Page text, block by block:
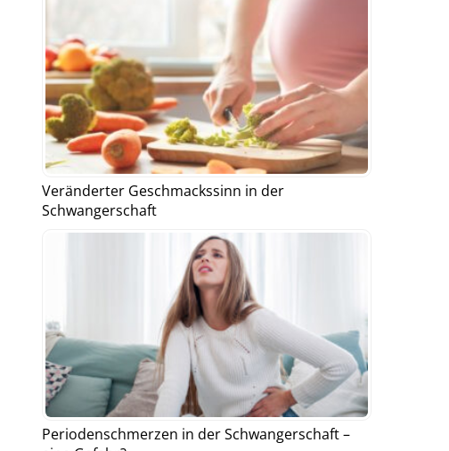
Veränderter Geschmackssinn in der
Schwangerschaft
Periodenschmerzen in der Schwangerschaft –